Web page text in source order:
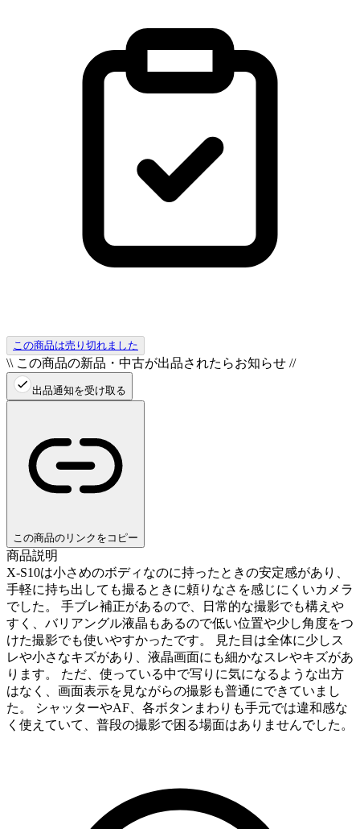
この商品は売り切れました
\\ この商品の新品・中古が出品されたらお知らせ //
出品通知を受け取る
この商品のリンクをコピー
商品説明
X-S10は小さめのボディなのに持ったときの安定感があり、
手軽に持ち出しても撮るときに頼りなさを感じにくいカメラ
でした。 手ブレ補正があるので、日常的な撮影でも構えや
すく、バリアングル液晶もあるので低い位置や少し角度をつ
けた撮影でも使いやすかったです。 見た目は全体に少しス
レや小さなキズがあり、液晶画面にも細かなスレやキズがあ
ります。 ただ、使っている中で写りに気になるような出方
はなく、画面表示を見ながらの撮影も普通にできていまし
た。 シャッターやAF、各ボタンまわりも手元では違和感な
く使えていて、普段の撮影で困る場面はありませんでした。